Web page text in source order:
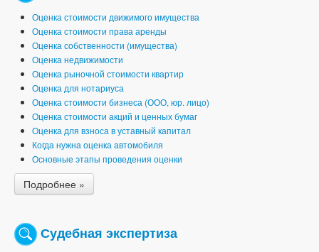
Оценка стоимости движимого имущества
Оценка стоимости права аренды
Оценка собственности (имущества)
Оценка недвижимости
Оценка рыночной стоимости квартир
Оценка для нотариуса
Оценка стоимости бизнеса (ООО, юр. лицо)
Оценка стоимости акций и ценных бумаг
Оценка для взноса в уставный капитал
Когда нужна оценка автомобиля
Основные этапы проведения оценки
Подробнее »
Судебная экспертиза